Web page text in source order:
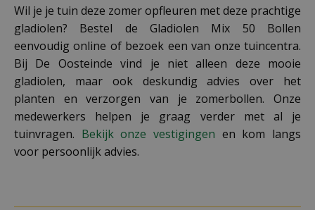
Wil je je tuin deze zomer opfleuren met deze prachtige
gladiolen? Bestel de Gladiolen Mix 50 Bollen
eenvoudig online of bezoek een van onze tuincentra.
Bij De Oosteinde vind je niet alleen deze mooie
gladiolen, maar ook deskundig advies over het
planten en verzorgen van je zomerbollen. Onze
medewerkers helpen je graag verder met al je
tuinvragen. Bekijk onze vestigingen en kom langs
voor persoonlijk advies.